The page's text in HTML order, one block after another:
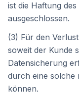
ist die Haftung
ausgeschlossen.
(3) Für den
soweit der Kunde
Datensicherung
durch eine solche
können.